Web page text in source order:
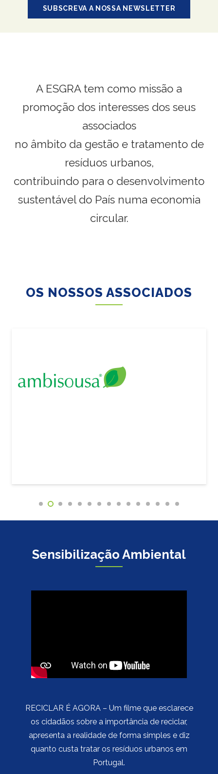
SUBSCREVA A NOSSA NEWSLETTER
A ESGRA tem como missão a
promoção dos interesses dos seus
associados
no âmbito da gestão e tratamento de
resíduos urbanos,
contribuindo para o desenvolvimento
sustentável do País numa economia
circular.
OS NOSSOS ASSOCIADOS
Sensibilização Ambiental
RECICLAR É AGORA – Um filme que esclarece
os cidadãos sobre a importância de reciclar,
apresenta a realidade de forma simples e diz
quanto custa tratar os resíduos urbanos em
Portugal.